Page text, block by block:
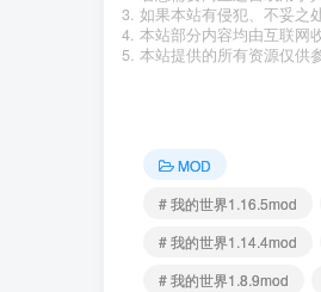
如果本站有侵犯、不妥之
本站部分内容均由互联网
本站提供的所有资源仅供
MOD
# 我的世界1.16.5mod
# 我的世界1.14.4mod
# 我的世界1.8.9mod